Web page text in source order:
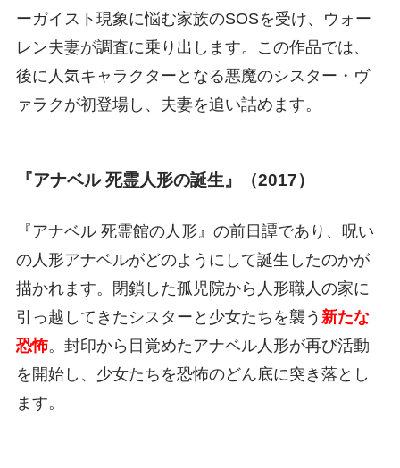
ーガイスト現象に悩む家族のSOSを受け、ウォー
レン夫妻が調査に乗り出します。この作品では、
後に人気キャラクターとなる悪魔のシスター・ヴ
ァラクが初登場し、夫妻を追い詰めます。
『アナベル 死霊人形の誕生』（2017）
『アナベル 死霊館の人形』の前日譚であり、呪い
の人形アナベルがどのようにして誕生したのかが
描かれます。閉鎖した孤児院から人形職人の家に
引っ越してきたシスターと少女たちを襲う 新たな
恐怖。封印から目覚めたアナベル人形が再び活動
を開始し、少女たちを恐怖のどん底に突き落とし
ます。